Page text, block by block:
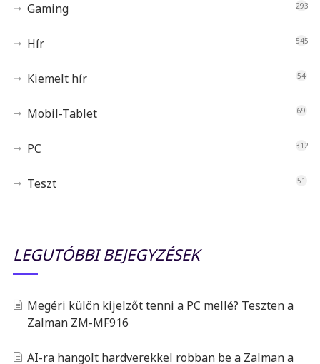
Gaming 293
Hír 545
Kiemelt hír 54
Mobil-Tablet 69
PC 312
Teszt 51
LEGUTÓBBI BEJEGYZÉSEK
Megéri külön kijelzőt tenni a PC mellé? Teszten a
Zalman ZM-MF916
AI-ra hangolt hardverekkel robban be a Zalman a